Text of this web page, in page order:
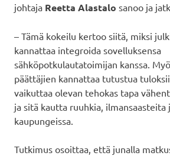
johtaja Reetta Alastalo sanoo ja
– Tämä kokeilu kertoo siitä, miksi
kannattaa integroida sovelluksensa
sähköpotkulautatoimijan kanssa.
päättäjien kannattaa tutustua
vaikuttaa olevan tehokas tapa
ja sitä kautta ruuhkia, ilmansaasteita
kaupungeissa.
Tutkimus osoittaa, että junalla